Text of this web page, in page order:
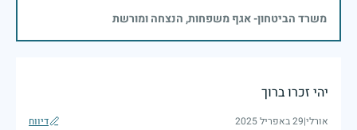
משרד הביטחון- אגף משפחות, הנצחה ומורשת
יהי זכרו ברוך
אורלי|29 באפריל 2025 דיווח